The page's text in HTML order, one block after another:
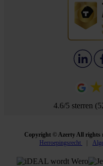
4.6/5 sterren
Copyright © Azerty All rights
Herroepingsrecht